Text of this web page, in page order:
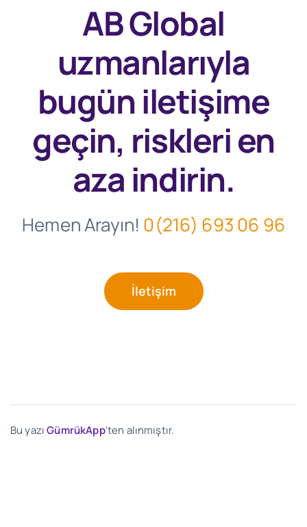
AB Global
uzmanlarıyla
bugüniletişime
geçin, riskleri en
aza indirin.
Hemen Arayın! 0(216) 693 06 96
İletişim
Bu yazıGümrükApp'ten alınmıştır.